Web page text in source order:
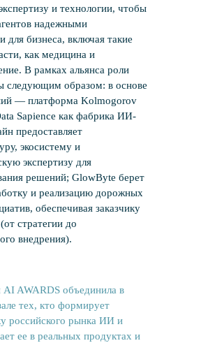
и технологии, чтобы
надежными
бизнеса, включая такие
как медицина и
В рамках альянса роли
следующим образом: в основе
— платформа Kolmogorov
Sapience как фабрика ИИ-
предоставляет
экосистему и
экспертизу для
решений; GlowByte берет
и реализацию дорожных
обеспечивая заказчику
стратегии до
внедрения).
AWARDS объединила в
тех, кто формирует
российского рынка ИИ и
ее в реальных продуктах и
интересно